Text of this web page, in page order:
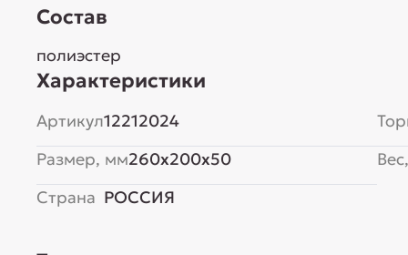
Состав
полиэстер
Характеристики
Артикул12212024
Размер, мм260x200x50
Страна РОССИЯ